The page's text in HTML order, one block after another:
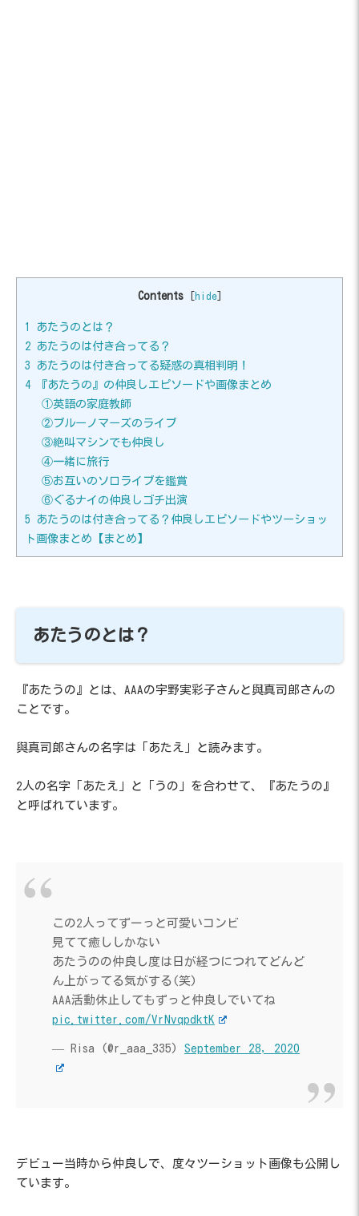
Contents hide]
1
あたうのとは？
2 あたうのは付き合ってる？
3 あたうのは付き合ってる疑惑の真相判明！
4 『あたうの』の仲良しエピソードや画像まとめ
①英語の家庭教師
②ブルーノマーズのライブ
③絶叫マシンでも仲良し
④一緒に旅行
⑤お互いのソロライブを鑑賞
⑥ぐるナイの仲良しゴチ出演
5 あたうのは付き合ってる？仲良しエピソードやツーショッ
ト画像まとめ【まとめ】
あたうのとは？
『あたうの』とは、AAAの宇野実彩子さんと與真司郎さんの
ことです。
與真司郎さんの名字は「あたえ」と読みます。
2人の名字「あたえ」と「うの」を合わせて、『あたうの』
と呼ばれています。
この2人ってずーっと可愛いコンビ
見てて癒ししかない
あたうのの仲良し度は日が経つにつれてどんど
ん上がってる気がする(笑)
AAA活動休止してもずっと仲良しでいてね
pic.twitter.com/VrNvqpdktK
— Risa (@r_aaa_335) September 28, 2020
デビュー当時から仲良しで、度々ツーショット画像も公開し
ています。